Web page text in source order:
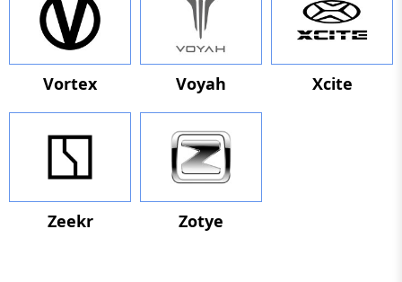
Vortex Voyah Xcite
Zeekr Zotye